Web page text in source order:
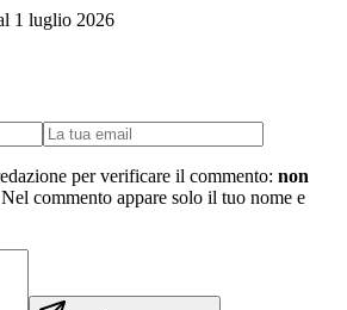
1 luglio 2026
per verificare il commento: non
commento appare solo il tuo nome e